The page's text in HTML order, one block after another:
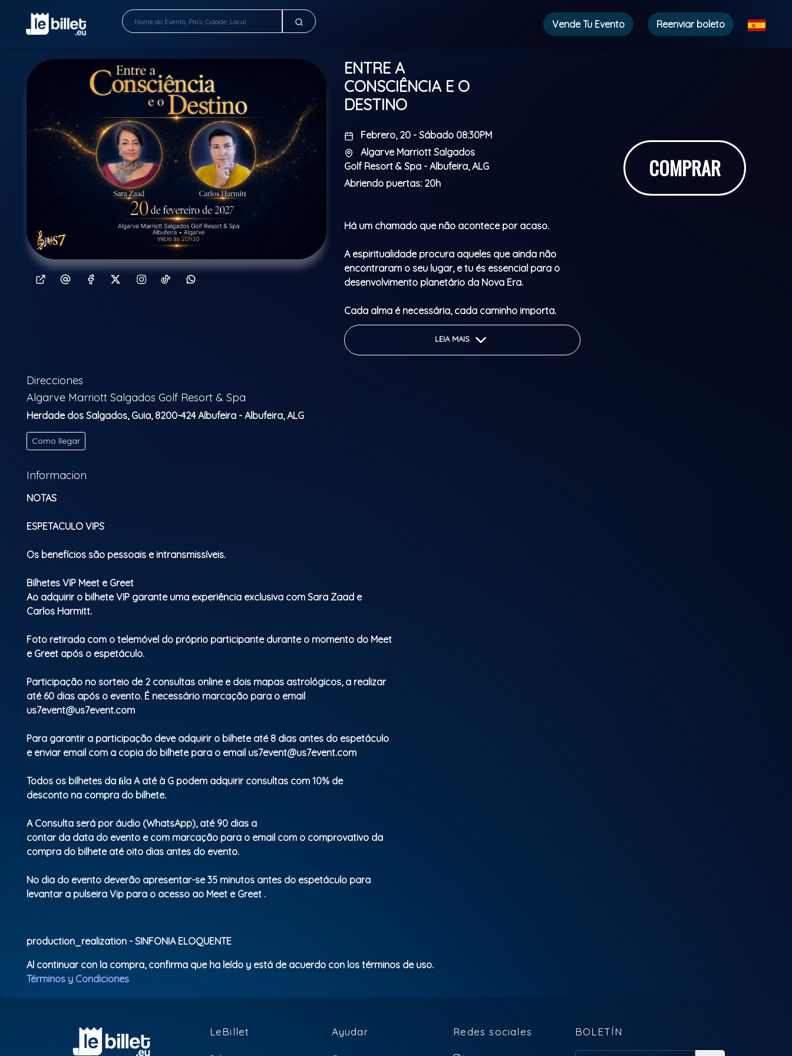
Vende Tu Evento Reenviar boleto
ENTRE A
CONSCIÊNCIA E O
DESTINO
Febrero, 20 - Sábado 08:30PM
Algarve Marriott Salgados
Golf Resort & Spa - Albufeira, ALG
Abriendo puertas: 20h
Há um chamado que não acontece por acaso.
A espiritualidade procura aqueles que ainda não
encontraram o seu lugar, e tu és essencial para o
desenvolvimento planetário da Nova Era.
Cada alma é necessária, cada caminho importa.
Sabes que tens uma missão, mas ainda não
encontraste o teu percurso?
LEIA MAIS
COMPRAR
Direcciones
Algarve Marriott Salgados Golf Resort & Spa
Herdade dos Salgados, Guia, 8200-424 Albufeira - Albufeira, ALG
Como llegar
Informacion
NOTAS
ESPETACULO VIPS
Os benefícios são pessoais e intransmissíveis.
Bilhetes VIP Meet e Greet
Ao adquirir o bilhete VIP garante uma experiência exclusiva com Sara Zaad e
Carlos Harmitt.
Foto retirada com o telemóvel do próprio participante durante o momento do Meet
e Greet após o espetáculo.
Participação no sorteio de 2 consultas online e dois mapas astrológicos, a realizar
até 60 dias após o evento. É necessário marcação para o email
us7event@us7event.com
Para garantir a participação deve adquirir o bilhete até 8 dias antes do espetáculo
e enviar email com a copia do bilhete para o email us7event@us7event.com
Todos os bilhetes da ﬁla A até à G podem adquirir consultas com 10% de
desconto na compra do bilhete.
A Consulta será por áudio (WhatsApp), até 90 dias a
contar da data do evento e com marcação para o email com o comprovativo da
compra do bilhete até oito dias antes do evento.
No dia do evento deverão apresentar-se 35 minutos antes do espetáculo para
levantar a pulseira Vip para o acesso ao Meet e Greet .
production_realization - SINFONIA ELOQUENTE
Al continuar con la compra, confirma que ha leído y está de acuerdo con los términos de uso.
Términos y Condiciones
LeBillet Ayudar Redes sociales BOLETÍN